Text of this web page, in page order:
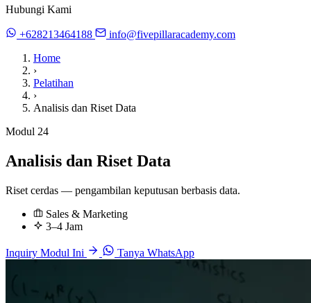
Hubungi Kami
+628213464188
info@fivepillaracademy.com
Home
›
Pelatihan
›
Analisis dan Riset Data
Modul 24
Analisis dan Riset Data
Riset cerdas — pengambilan keputusan berbasis data.
Sales & Marketing
3–4 Jam
Inquiry Modul Ini Tanya WhatsApp